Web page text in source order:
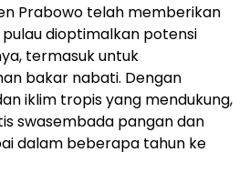
Prabowo telah memberikan
dioptimalkan potensi
termasuk untuk
bakar nabati. Dengan
iklim tropis yang mendukung,
swasembada pangan dan
dalam beberapa tahun ke